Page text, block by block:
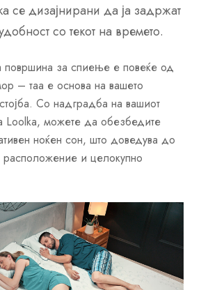
се дизајнирани да ја задржат
со текот на времето.
површина за спиење е повеќе од
– таа е основа на вашето
Со надградба на вашиот
Loolka, можете да обезбедите
ноќен сон, што доведува до
расположение и целокупно